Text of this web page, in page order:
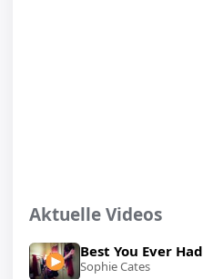
Aktuelle Videos
Best You Ever Had
Sophie Cates